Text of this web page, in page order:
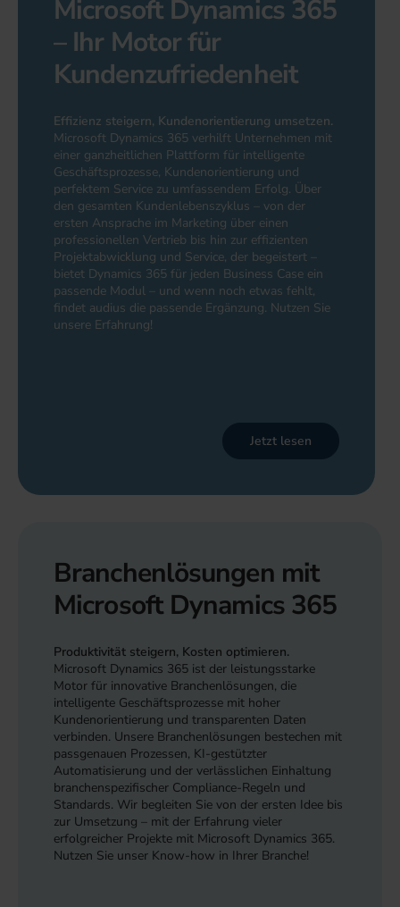
Microsoft Dynamics 365
– Ihr Motor für
Kundenzufriedenheit
Effizienz steigern, Kundenorientierung umsetzen.
Microsoft Dynamics 365 verhilft Unternehmen mit
einer ganzheitlichen Plattform für intelligente
Geschäftsprozesse, Kundenorientierung und
perfektem Service zu umfassendem Erfolg. Über
den gesamten Kundenlebenszyklus – von der
ersten Ansprache im Marketing über einen
professionellen Vertrieb bis hin zur effizienten
Projektabwicklung und Service, der begeistert –
bietet Dynamics 365 für jeden Business Case ein
passende Modul – und wenn noch etwas fehlt,
findet audius die passende Ergänzung. Nutzen Sie
unsere Erfahrung!
Jetzt lesen
Branchenlösungen mit
Microsoft Dynamics 365
Produktivität steigern, Kosten optimieren.
Microsoft Dynamics 365 ist der leistungsstarke
Motor für innovative Branchenlösungen, die
intelligente Geschäftsprozesse mit hoher
Kundenorientierung und transparenten Daten
verbinden. Unsere Branchenlösungen bestechen mit
passgenauen Prozessen, KI-gestützter
Automatisierung und der verlässlichen Einhaltung
branchenspezifischer Compliance-Regeln und
Standards. Wir begleiten Sie von der ersten Idee bis
zur Umsetzung – mit der Erfahrung vieler
erfolgreicher Projekte mit Microsoft Dynamics 365.
Nutzen Sie unser Know-how in Ihrer Branche!